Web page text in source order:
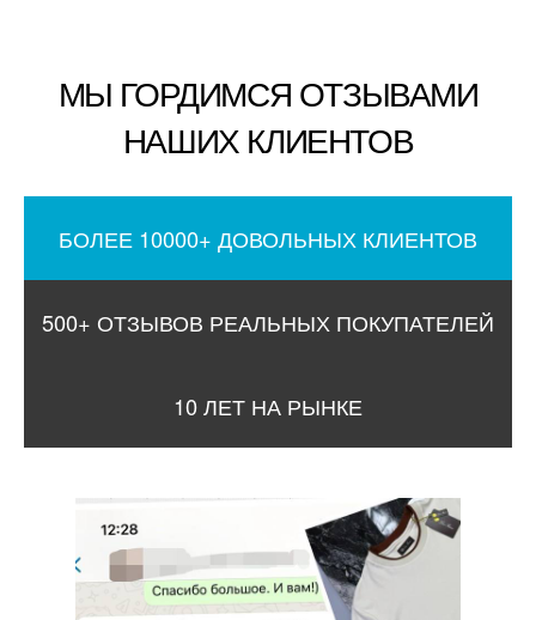
МЫ ГОРДИМСЯ ОТЗЫВАМИ
НАШИХ КЛИЕНТОВ
БОЛЕЕ 10000+ ДОВОЛЬНЫХ КЛИЕНТОВ
500+ ОТЗЫВОВ РЕАЛЬНЫХ ПОКУПАТЕЛЕЙ
10 ЛЕТ НА РЫНКЕ